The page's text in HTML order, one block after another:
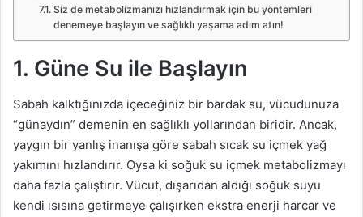
Siz de metabolizmanızı hızlandırmak için bu yöntemleri
denemeye başlayın ve sağlıklı yaşama adım atın!
1. Güne Su ile Başlayın
Sabah kalktığınızda içeceğiniz bir bardak su, vücudunuza
“günaydın” demenin en sağlıklı yollarından biridir. Ancak,
yaygın bir yanlış inanışa göre sabah sıcak su içmek yağ
yakımını hızlandırır. Oysa ki soğuk su içmek metabolizmayı
daha fazla çalıştırır. Vücut, dışarıdan aldığı soğuk suyu
kendi ısısına getirmeye çalışırken ekstra enerji harcar ve